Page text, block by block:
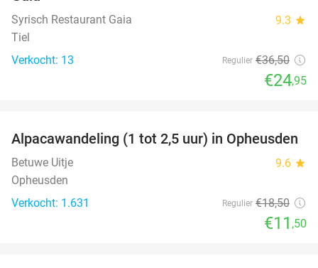
Syrisch Restaurant Gaia 9.3 star
Tiel
Verkocht: 13
Regulier €36,50
€24,95
38%
Alpacawandeling (1 tot 2,5 uur) in Opheusden
Betuwe Uitje 9.6 star
Opheusden
Verkocht: 1.631
Regulier €18,50
€11 ,50